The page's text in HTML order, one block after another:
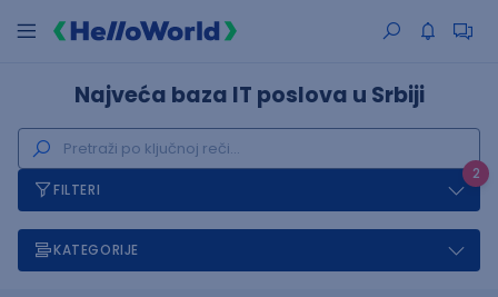
Najveća baza IT poslova u Srbiji
2
FILTERI
KATEGORIJE